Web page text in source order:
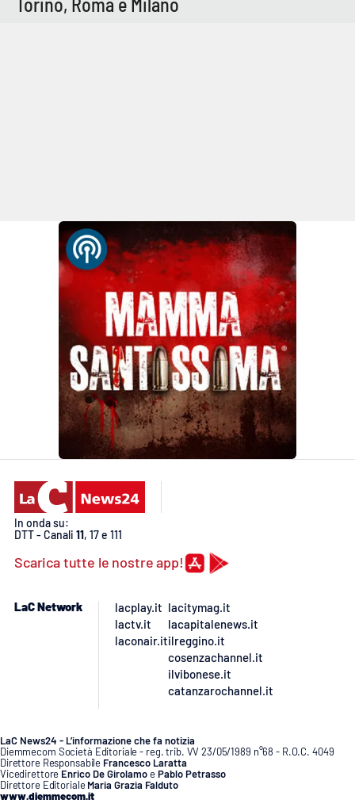
In onda su:
DTT - Canali 11, 17 e 111
Scarica tutte le nostre app!
LaC Network
lacplay.it
lactv.it
laconair.it
lacitymag.it
lacapitalenews.it
ilreggino.it
cosenzachannel.it
ilvibonese.it
catanzarochannel.it
LaC News24 - L’informazione che fa notizia
Diemmecom Società Editoriale - reg. trib. VV 23/05/1989 n°68 - R.O.C. 4049
Direttore Responsabile Francesco Laratta
Vicedirettore Enrico De GirolamoePablo Petrasso
Direttore Editoriale Maria Grazia Falduto
www.diemmecom.it